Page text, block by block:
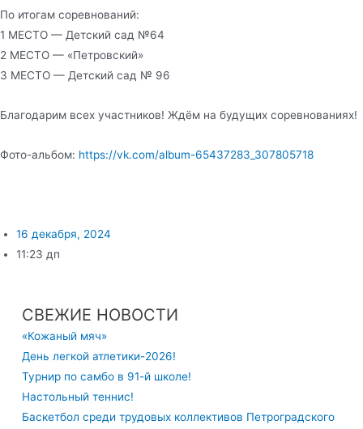
По итогам соревнований:
1 МЕСТО — Детский сад №64
2 МЕСТО — «Петровский»
3 МЕСТО — Детский сад № 96
Благодарим всех участников! Ждём на будущих соревнованиях!
Фото-альбом: https://vk.com/album-65437283_307805718
16 декабря, 2024
11:23 дп
СВЕЖИЕ НОВОСТИ
«Кожаный мяч»
День легкой атлетики-2026!
Турнир по самбо в 91-й школе!
Настольный теннис!
Баскетбол среди трудовых коллективов Петроградского